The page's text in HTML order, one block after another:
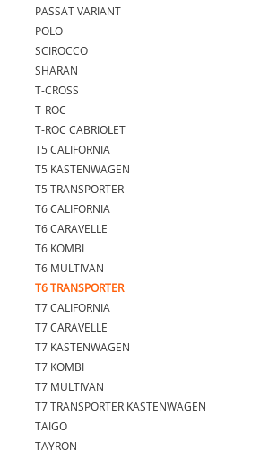
PASSAT VARIANT
POLO
SCIROCCO
SHARAN
T-CROSS
T-ROC
T-ROC CABRIOLET
T5 CALIFORNIA
T5 KASTENWAGEN
T5 TRANSPORTER
T6 CALIFORNIA
T6 CARAVELLE
T6 KOMBI
T6 MULTIVAN
T6 TRANSPORTER
T7 CALIFORNIA
T7 CARAVELLE
T7 KASTENWAGEN
T7 KOMBI
T7 MULTIVAN
T7 TRANSPORTER KASTENWAGEN
TAIGO
TAYRON